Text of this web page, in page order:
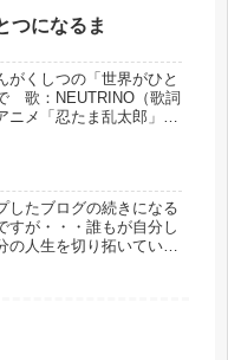
です。今日、多くの人た
な荒野をさ迷い歩いてい
つになるま
がくしつの「世界がひと
歌：NEUTRINO（歌詞
ニメ「忍たま乱太郎」の
、また聴きたくなり聴き
～かと包まれている私...
したブログの続きになる
すが・・・誰もが自分し
の人生を切り拓いていく